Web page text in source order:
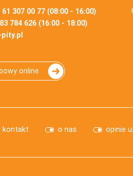
307 00 77 (08:00 - 16:00)
784 626 (16:00 - 18:00)
online
kontakt o nas opinie